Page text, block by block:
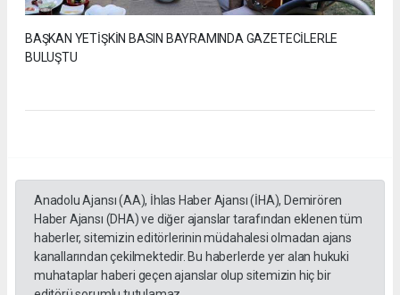
BAŞKAN YETİŞKİN BASIN BAYRAMINDA GAZETECİLERLE
BULUŞTU
Anadolu Ajansı (AA), İhlas Haber Ajansı (İHA), Demirören
Haber Ajansı (DHA) ve diğer ajanslar tarafından eklenen tüm
haberler, sitemizin editörlerinin müdahalesi olmadan ajans
kanallarından çekilmektedir. Bu haberlerde yer alan hukuki
muhataplar haberi geçen ajanslar olup sitemizin hiç bir